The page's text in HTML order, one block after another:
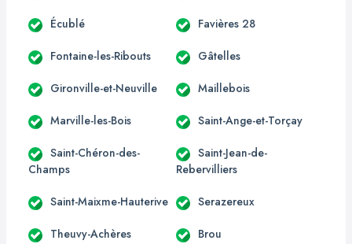
Écublé Favières 28
Fontaine-les-Ribouts Gâtelles
Gironville-et-Neuville Maillebois
Marville-les-Bois Saint-Ange-et-Torçay
Saint-Chéron-des-
Champs
Saint-Jean-de-
Rebervilliers
Saint-Maixme-Hauterive Serazereux
Theuvy-Achères Brou